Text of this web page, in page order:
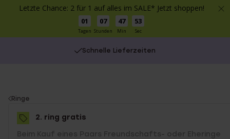
Letzte Chance: 2 für 1 auf alles im SALE* Jetzt shoppen!
01
Tagen
07
Stunden
47
Min
53
Sec
Schnelle Lieferzeiten
You
are
here:
Ringe
2. ring gratis
Beim Kauf eines Paars Freundschafts- oder Eheringe